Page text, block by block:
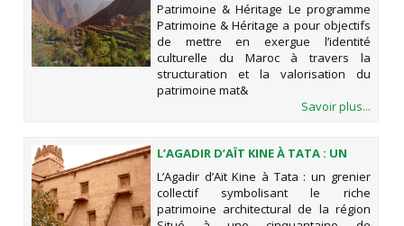
Patrimoine & Héritage Le programme
Patrimoine & Héritage a pour objectifs
de mettre en exergue l’identité
culturelle du Maroc à travers la
structuration et la valorisation du
patrimoine mat&
Savoir plus...
L’AGADIR D’AÏT KINE À TATA : UN
GRENIER COLLECTIF SYMBOLISANT
LE RICHE PATRIMOINE
ARCHITECTURAL DE LA RÉGION
L’Agadir d’Aït Kine à Tata : un grenier
collectif symbolisant le riche
patrimoine architectural de la région